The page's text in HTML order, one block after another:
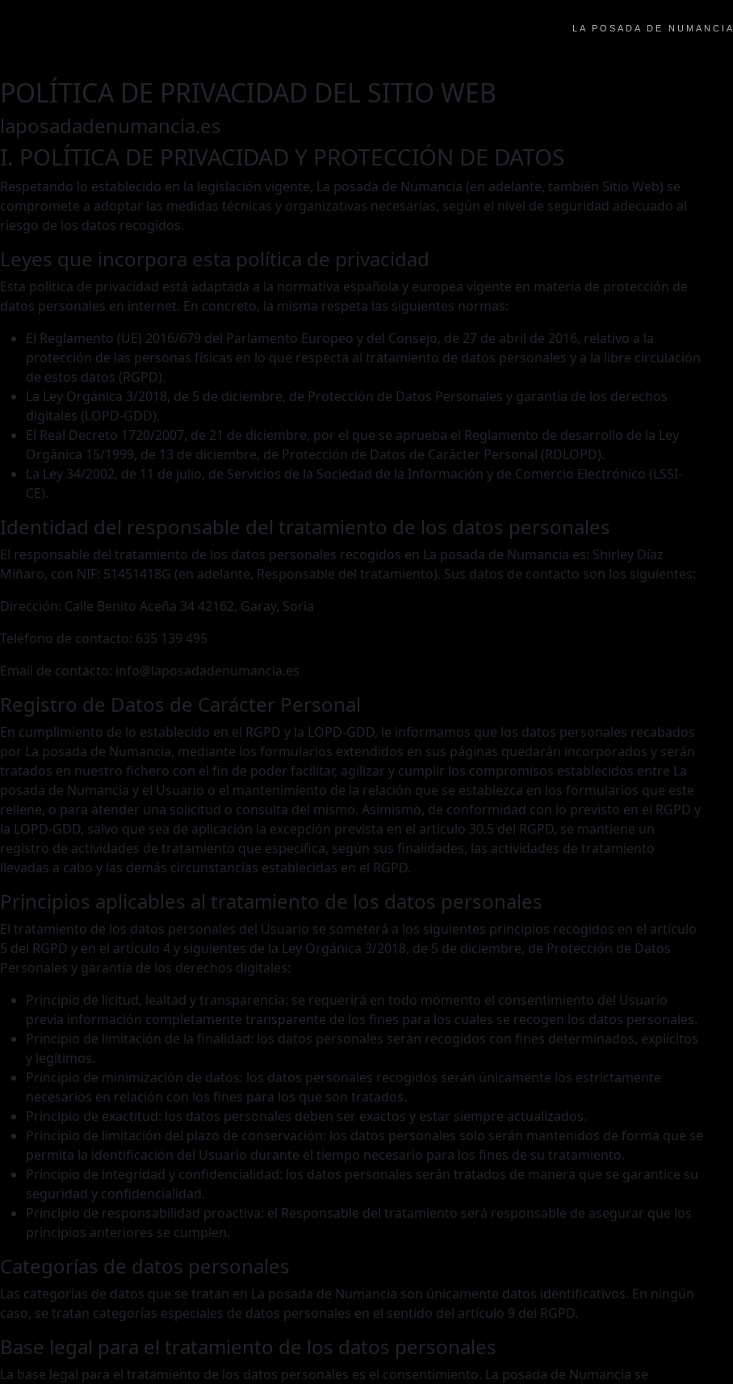
LA POSADA DE NUMANCIA
POLÍTICA DE PRIVACIDAD DEL SITIO WEB
laposadadenumancia.es
I. POLÍTICA DE PRIVACIDAD Y PROTECCIÓN DE DATOS
Respetando lo establecido en la legislación vigente, La posada de Numancia (en adelante, también Sitio Web) se
compromete a adoptar las medidas técnicas y organizativas necesarias, según el nivel de seguridad adecuado al
riesgo de los datos recogidos.
Leyes que incorpora esta política de privacidad
Esta política de privacidad está adaptada a la normativa española y europea vigente en materia de protección de
datos personales en internet. En concreto, la misma respeta las siguientes normas:
El Reglamento (UE) 2016/679 del Parlamento Europeo y del Consejo, de 27 de abril de 2016, relativo a la
protección de las personas físicas en lo que respecta al tratamiento de datos personales y a la libre circulación
de estos datos (RGPD).
La Ley Orgánica 3/2018, de 5 de diciembre, de Protección de Datos Personales y garantía de los derechos
digitales (LOPD-GDD).
El Real Decreto 1720/2007, de 21 de diciembre, por el que se aprueba el Reglamento de desarrollo de la Ley
Orgánica 15/1999, de 13 de diciembre, de Protección de Datos de Carácter Personal (RDLOPD).
La Ley 34/2002, de 11 de julio, de Servicios de la Sociedad de la Información y de Comercio Electrónico (LSSI-
CE).
Identidad del responsable del tratamiento de los datos personales
El responsable del tratamiento de los datos personales recogidos en La posada de Numancia es: Shirley Díaz
Miñaro, con NIF: 51451418G (en adelante, Responsable del tratamiento). Sus datos de contacto son los siguientes:
Dirección: Calle Benito Aceña 34 42162, Garay, Soria
Teléfono de contacto: 635 139 495
Email de contacto: info@laposadadenumancia.es
Registro de Datos de Carácter Personal
En cumplimiento de lo establecido en el RGPD y la LOPD-GDD, le informamos que los datos personales recabados
por La posada de Numancia, mediante los formularios extendidos en sus páginas quedarán incorporados y serán
tratados en nuestro fichero con el fin de poder facilitar, agilizar y cumplir los compromisos establecidos entre La
posada de Numancia y el Usuario o el mantenimiento de la relación que se establezca en los formularios que este
rellene, o para atender una solicitud o consulta del mismo. Asimismo, de conformidad con lo previsto en el RGPD y
la LOPD-GDD, salvo que sea de aplicación la excepción prevista en el artículo 30.5 del RGPD, se mantiene un
registro de actividades de tratamiento que especifica, según sus finalidades, las actividades de tratamiento
llevadas a cabo y las demás circunstancias establecidas en el RGPD.
Principios aplicables al tratamiento de los datos personales
El tratamiento de los datos personales del Usuario se someterá a los siguientes principios recogidos en el artículo
5 del RGPD y en el artículo 4 y siguientes de la Ley Orgánica 3/2018, de 5 de diciembre, de Protección de Datos
Personales y garantía de los derechos digitales:
Principio de licitud, lealtad y transparencia: se requerirá en todo momento el consentimiento del Usuario
previa información completamente transparente de los fines para los cuales se recogen los datos personales.
Principio de limitación de la finalidad: los datos personales serán recogidos con fines determinados, explícitos
y legítimos.
Principio de minimización de datos: los datos personales recogidos serán únicamente los estrictamente
necesarios en relación con los fines para los que son tratados.
Principio de exactitud: los datos personales deben ser exactos y estar siempre actualizados.
Principio de limitación del plazo de conservación: los datos personales solo serán mantenidos de forma que se
permita la identificación del Usuario durante el tiempo necesario para los fines de su tratamiento.
Principio de integridad y confidencialidad: los datos personales serán tratados de manera que se garantice su
seguridad y confidencialidad.
Principio de responsabilidad proactiva: el Responsable del tratamiento será responsable de asegurar que los
principios anteriores se cumplen.
Categorías de datos personales
Las categorías de datos que se tratan en La posada de Numancia son únicamente datos identificativos. En ningún
caso, se tratan categorías especiales de datos personales en el sentido del artículo 9 del RGPD.
Base legal para el tratamiento de los datos personales
La base legal para el tratamiento de los datos personales es el consentimiento. La posada de Numancia se